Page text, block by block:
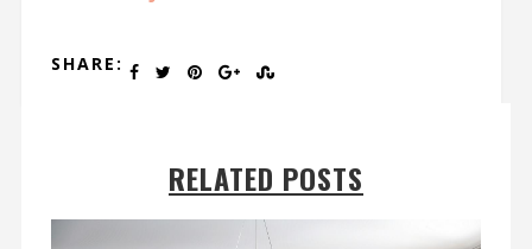
SHARE:
RELATED POSTS